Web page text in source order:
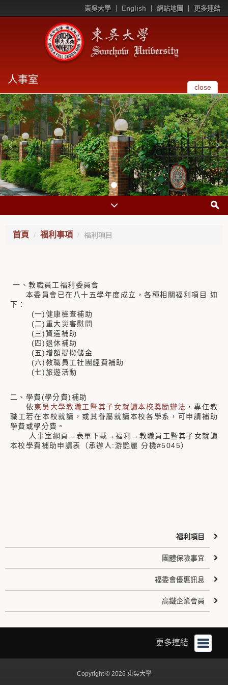
東吳大學 English 網站地圖 更多連結
人事室
close
首頁 福利事項 福利項目
一、教職員工福利委員會
本委員會已在八十五學年度成立，各種相關福利項目 如
下：
(一)健康檢查補助
(二)重大災害慰問
(三)資遣補助
(四)退休補助
(五)增額提撥儲金
(六)教職員工社團經費補助
(七)旅遊活動
二、學費(學分費)補助
依東吳大學教職工暨其子女就讀本校獎勵辦法 ，專任教
職工若在本校就讀，或其眷屬就讀本校各學系，可申請補助
學費或學分費。
人事室網頁→表單下載→福利→教職員工暨其子女就讀
本校學費補助申請表（承辦人:游艷麗 分機#5045）
福利項目
團體保險事宜
福委會優惠訊息
高鐵企業會員
更多連結
Copyright © 2026 東吳大學